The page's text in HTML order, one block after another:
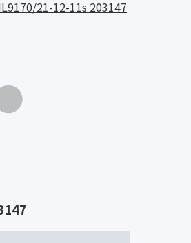
9170/21-12-11s 203147